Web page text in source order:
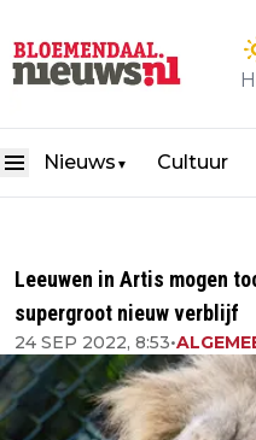
Nieuws ▼ Cultuur
Leeuwen in Artis mogen
supergroot nieuw verblijf
24 SEP 2022, 8:53•